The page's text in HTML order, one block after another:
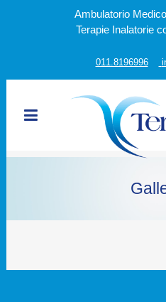
Ambulatorio
Terapie Inalatorie
011.8196996